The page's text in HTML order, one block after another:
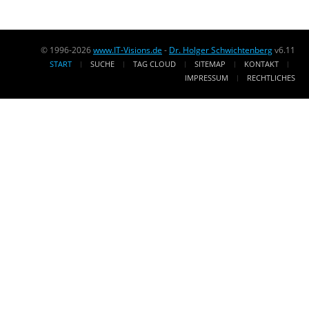
© 1996-2026www.IT-Visions.de - Dr. Holger Schwichtenbergv6.11
START SUCHE TAG CLOUD SITEMAP
KONTAKT
IMPRESSUM
RECHTLICHES